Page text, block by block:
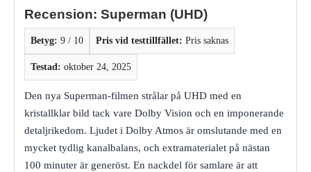
Recension: Superman (UHD)
Betyg: 9 / 10 Pris vid testtillfället: Pris saknas
Testad: oktober 24, 2025
Den nya Superman-filmen strålar på UHD med en
kristallklar bild tack vare Dolby Vision och en imponerande
detaljrikedom. Ljudet i Dolby Atmos är omslutande med en
mycket tydlig kanalbalans, och extramaterialet på nästan
100 minuter är generöst. En nackdel för samlare är att